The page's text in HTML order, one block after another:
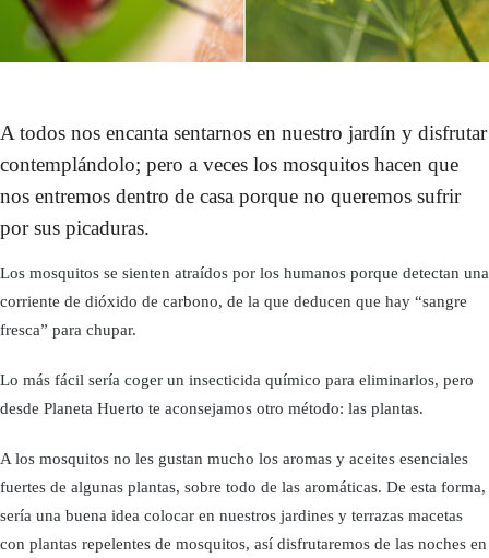
A todos nos encanta sentarnos en nuestro jardín y disfrutar
contemplándolo; pero a veces los mosquitos hacen que
nos entremos dentro de casa porque no queremos sufrir
por sus picaduras.
Los mosquitos se sienten atraídos por los humanos porque detectan una
corriente de dióxido de carbono, de la que deducen que hay “sangre
fresca” para chupar.
Lo más fácil sería coger un insecticida químico para eliminarlos, pero
desde Planeta Huerto te aconsejamos otro método: las plantas.
A los mosquitos no les gustan mucho los aromas y aceites esenciales
fuertes de algunas plantas, sobre todo de las aromáticas. De esta forma,
sería una buena idea colocar en nuestros jardines y terrazas macetas
con plantas repelentes de mosquitos, así disfrutaremos de las noches en